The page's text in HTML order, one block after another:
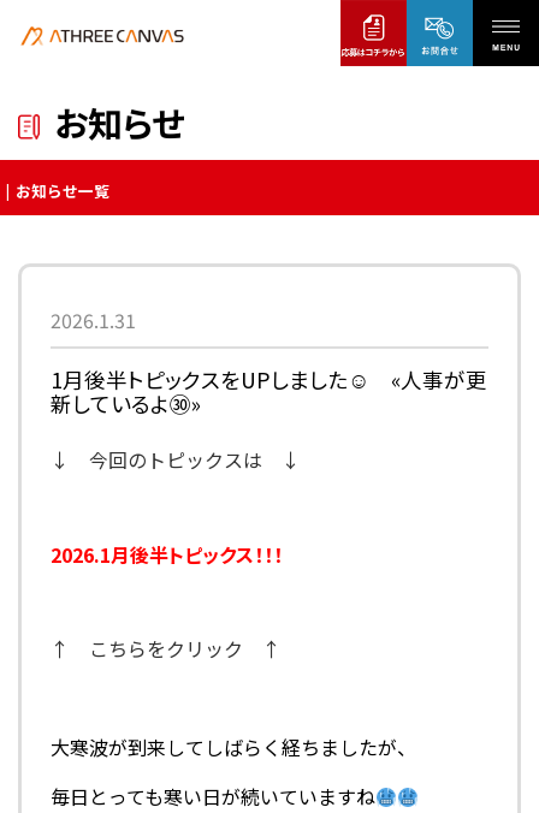
お知らせ
お知らせ一覧
2026.1.31
1月後半トピックスをUPしました☺ «人事が更
新しているよ㉚»
↓ 今回のトピックスは ↓
2026.1月後半トピックス！！！
↑ こちらをクリック ↑
大寒波が到来してしばらく経ちましたが、
毎日とっても寒い日が続いていますね